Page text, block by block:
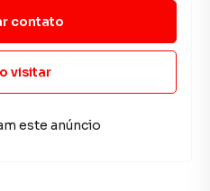
contato
visitar
este anúncio